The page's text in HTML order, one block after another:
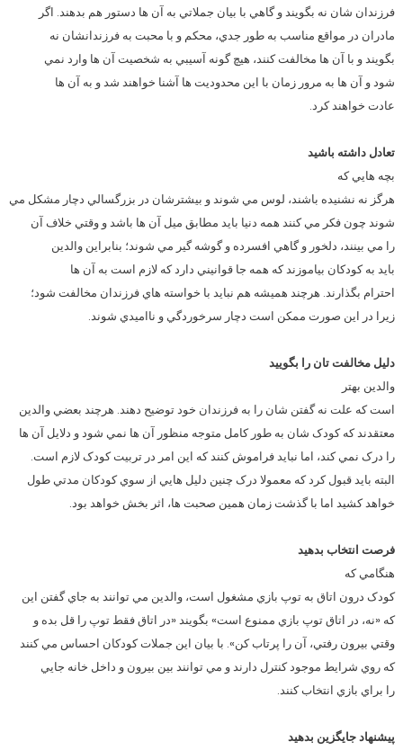
فرزندان شان نه بگويند و گاهي با بيان جملاتي به آن ها دستور هم بدهند. اگر
مادران در مواقع مناسب به طور جدي، محکم و با محبت به فرزندانشان نه
بگويند و با آن ها مخالفت کنند، هيچ گونه آسيبي به شخصيت آن ها وارد نمي
شود و آن ها به مرور زمان با اين محدوديت ها آشنا خواهند شد و به آن ها
عادت خواهند کرد.
تعادل داشته باشيد
بچه هايي که
هرگز نه نشنيده باشند، لوس مي شوند و بيشترشان در بزرگسالي دچار مشکل مي
شوند چون فکر مي کنند همه دنيا بايد مطابق ميل آن ها باشد و وقتي خلاف آن
را مي بينند، دلخور و گاهي افسرده و گوشه گير مي شوند؛ بنابراين والدين
بايد به کودکان بياموزند که همه جا قوانيني دارد که لازم است به آن ها
احترام بگذارند. هرچند هميشه هم نبايد با خواسته هاي فرزندان مخالفت شود؛
زيرا در اين صورت ممکن است دچار سرخوردگي و نااميدي شوند.
دليل مخالفت تان را بگوييد
والدين بهتر
است که علت نه گفتن شان را به فرزندان خود توضيح دهند. هرچند بعضي والدين
معتقدند که کودک شان به طور کامل متوجه منظور آن ها نمي شود و دلايل آن ها
را درک نمي کند، اما نبايد فراموش کنند که اين امر در تربيت کودک لازم است.
البته بايد قبول کرد که معمولا درک چنين دليل هايي از سوي کودکان مدتي طول
خواهد کشيد اما با گذشت زمان همين صحبت ها، اثر بخش خواهد بود.
فرصت انتخاب بدهيد
هنگامي که
کودک درون اتاق به توپ بازي مشغول است، والدين مي توانند به جاي گفتن اين
که «نه، در اتاق توپ بازي ممنوع است» بگويند «در اتاق فقط توپ را قل بده و
وقتي بيرون رفتي، آن را پرتاب کن». با بيان اين جملات کودکان احساس مي کنند
که روي شرايط موجود کنترل دارند و مي توانند بين بيرون و داخل خانه جايي
را براي بازي انتخاب کنند.
پيشنهاد جايگزين بدهيد